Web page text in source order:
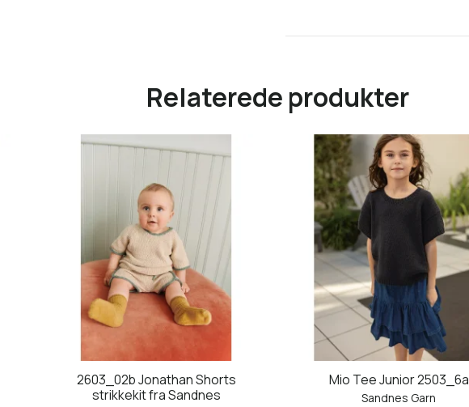
Relaterede produkter
2603_02b Jonathan Shorts
strikkekit fra Sandnes
Mio Tee Junior 2503_6a
Sandnes Garn